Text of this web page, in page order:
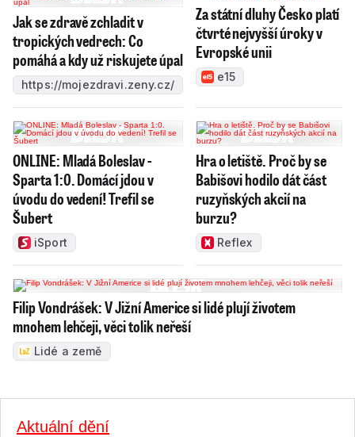
Jak se zdravě zchladit v
tropických vedrech: Co
pomáhá a kdy už riskujete úpal
https://mojezdravi.zeny.cz/
Za státní dluhy Česko platí
čtvrté nejvyšší úroky v
Evropské unii
e15
ONLINE: Mladá Boleslav -
Sparta 1:0. Domácí jdou v
úvodu do vedení! Trefil se
Šubert
iSport
Hra o letiště. Proč by se
Babišovi hodilo dát část
ruzyňských akcií na
burzu?
Reflex
Filip Vondrášek: V Jižní Americe si lidé plují životem
mnohem lehčeji, věci tolik neřeší
Lidé a země
Aktuální dění